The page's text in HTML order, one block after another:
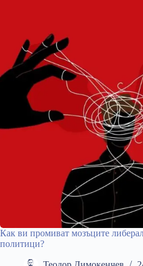
Как ви промиват мозъците
политици?